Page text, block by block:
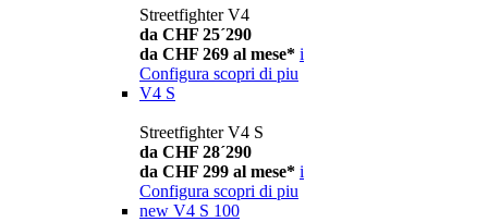
Streetfighter V4
da CHF 25´290
da CHF 269 al mese* i
Configura scopri di piu
V4 S
Streetfighter V4 S
da CHF 28´290
da CHF 299 al mese* i
Configura scopri di piu
new V4 S 100